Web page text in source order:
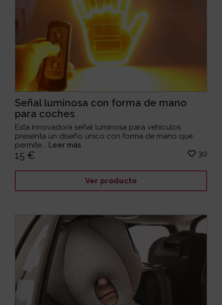
Señal luminosa con forma de mano
para coches
Esta innovadora señal luminosa para vehículos
presenta un diseño único con forma de mano que
permite... Leer más
15 € 30
Ver producto